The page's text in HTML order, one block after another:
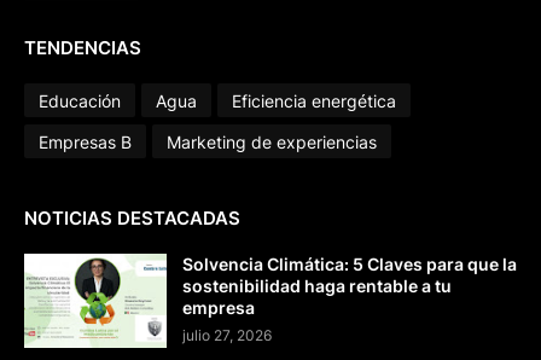
TENDENCIAS
Educación Agua
Eficiencia energética
Empresas B
Marketing de experiencias
NOTICIAS DESTACADAS
Solvencia Climática: 5 Claves para que la
sostenibilidad haga rentable a tu
empresa
julio 27, 2026